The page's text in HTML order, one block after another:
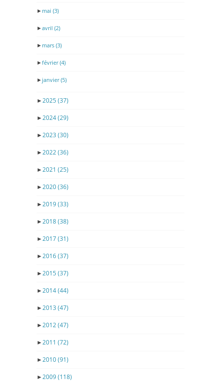
► mai (3)
►avril (2)
► mars (3)
►février(4)
► janvier(5)
►2025(37)
►2024(29)
►2023 (30)
►2022(36)
►2021 (25)
►2020(36)
►2019(33)
►2018(38)
►2017(31)
►2016(37)
►2015(37)
►2014(44)
►2013 (47)
►2012(47)
►2011 (72)
►2010(91)
►2009(118)